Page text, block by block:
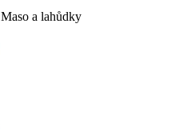
Maso a lahůdky